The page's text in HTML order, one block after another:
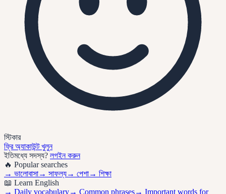
স্টিকার
ফ্রি অ্যাকাউন্ট খুলুন
ইতিমধ্যে সদস্য? লগইন করুন
🔥 Popular searches
→ ভালোবাসা→ সাফল্য→ পেশা→ শিক্ষা
📖 Learn English
→ Daily vocabulary→ Common phrases→ Important words for